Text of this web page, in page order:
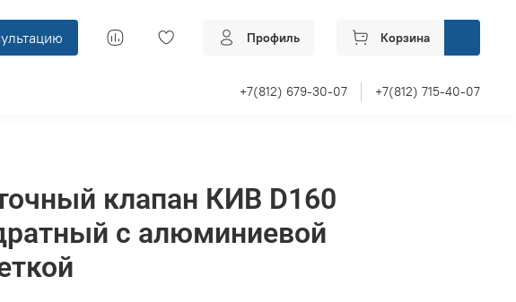
Профиль Корзина
+7(812) 679-30-07 +7(812) 715-40-07
клапан КИВ D160
с алюминиевой